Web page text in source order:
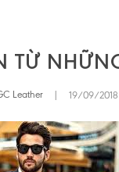
TỪ
Leather 19/09/2018